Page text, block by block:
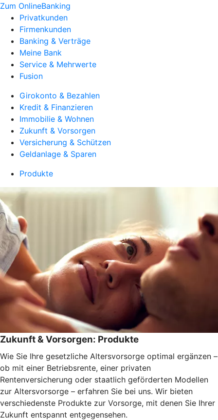
Zum OnlineBanking
Privatkunden
Firmenkunden
Banking & Verträge
Meine Bank
Service & Mehrwerte
Fusion
Girokonto & Bezahlen
Kredit & Finanzieren
Immobilie & Wohnen
Zukunft & Vorsorgen
Versicherung & Schützen
Geldanlage & Sparen
Produkte
Zukunft & Vorsorgen: Produkte
Wie Sie Ihre gesetzliche Altersvorsorge optimal ergänzen –
ob mit einer Betriebsrente, einer privaten
Rentenversicherung oder staatlich geförderten Modellen
zur Altersvorsorge – erfahren Sie bei uns. Wir bieten
verschiedenste Produkte zur Vorsorge, mit denen Sie Ihrer
Zukunft entspannt entgegensehen.